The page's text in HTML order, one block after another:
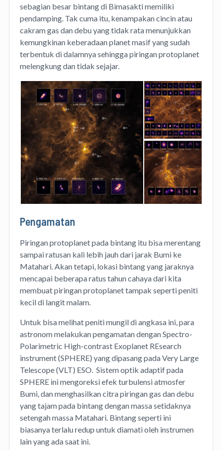
sebagian besar bintang di Bimasakti memiliki
pendamping. Tak cuma itu, kenampakan cincin atau
cakram gas dan debu yang tidak rata menunjukkan
kemungkinan keberadaan planet masif yang sudah
terbentuk di dalamnya sehingga piringan protoplanet
melengkung dan tidak sejajar.
Pengamatan
Piringan protoplanet pada bintang itu bisa merentang
sampai ratusan kali lebih jauh dari jarak Bumi ke
Matahari. Akan tetapi, lokasi bintang yang jaraknya
mencapai beberapa ratus tahun cahaya dari kita
membuat piringan protoplanet tampak seperti peniti
kecil di langit malam.
Untuk bisa melihat peniti mungil di angkasa ini, para
astronom melakukan pengamatan dengan Spectro-
Polarimetric High-contrast Exoplanet REsearch
instrument (SPHERE) yang dipasang pada Very Large
Telescope (VLT) ESO. Sistem optik adaptif pada
SPHERE ini mengoreksi efek turbulensi atmosfer
Bumi, dan menghasilkan citra piringan gas dan debu
yang tajam pada bintang dengan massa setidaknya
setengah massa Matahari. Bintang seperti ini
biasanya terlalu redup untuk diamati oleh instrumen
lain yang ada saat ini.